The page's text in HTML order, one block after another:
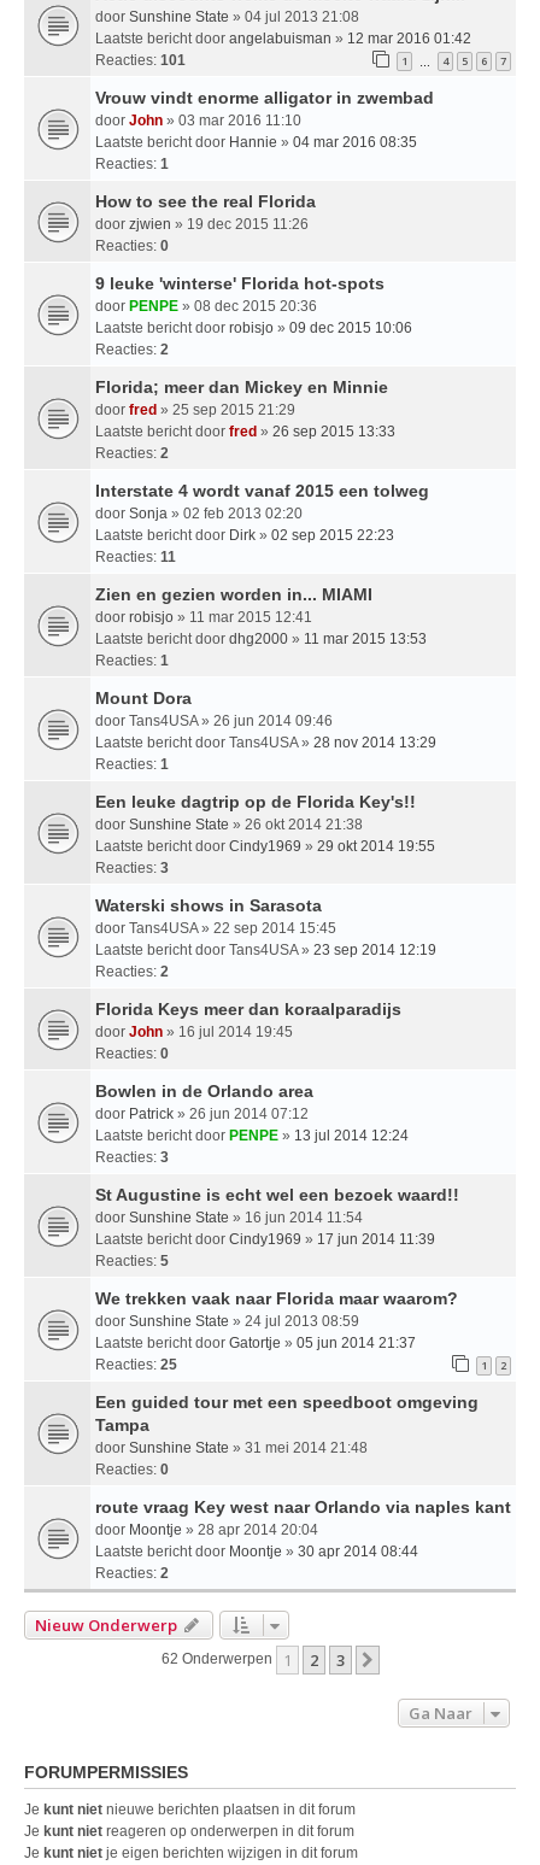
door Sunshine State » 04 jul 2013 21:08
Laatste bericht door angelabuisman » 12 mar 2016 01:42
Reacties: 101 1 4 5 6 7
Vrouw vindt enorme alligator in zwembad
door John » 03 mar 2016 11:10
Laatste bericht door Hannie » 04 mar 2016 08:35
Reacties: 1
How to see the real Florida
door zjwien » 19 dec 2015 11:26
Reacties: 0
9 leuke 'winterse' Florida hot-spots
door PENPE » 08 dec 2015 20:36
Laatste bericht door robisjo » 09 dec 2015 10:06
Reacties: 2
Florida; meer dan Mickey en Minnie
door fred » 25 sep 2015 21:29
Laatste bericht door fred » 26 sep 2015 13:33
Reacties: 2
Interstate 4 wordt vanaf 2015 een tolweg
door Sonja » 02 feb 2013 02:20
Laatste bericht door Dirk » 02 sep 2015 22:23
Reacties: 11
Zien en gezien worden in... MIAMI
door robisjo » 11 mar 2015 12:41
Laatste bericht door dhg2000 » 11 mar 2015 13:53
Reacties: 1
Mount Dora
door Tans4USA» 26 jun 2014 09:46
Laatste bericht door Tans4USA» 28 nov 2014 13:29
Reacties: 1
Een leuke dagtrip op de Florida Key's!!
door Sunshine State » 26 okt 2014 21:38
Laatste bericht door Cindy1969 » 29 okt 2014 19:55
Reacties: 3
Waterski shows in Sarasota
door Tans4USA» 22 sep 2014 15:45
Laatste bericht door Tans4USA» 23 sep 2014 12:19
Reacties: 2
Florida Keys meer dan koraalparadijs
door John » 16 jul 2014 19:45
Reacties: 0
Bowlen in de Orlando area
door Patrick » 26 jun 2014 07:12
Laatste bericht door PENPE » 13 jul 2014 12:24
Reacties: 3
St Augustine is echt wel een bezoek waard!!
door Sunshine State » 16 jun 2014 11:54
Laatste bericht door Cindy1969 » 17 jun 2014 11:39
Reacties: 5
We trekken vaak naar Florida maar waarom?
door Sunshine State » 24 jul 2013 08:59
Laatste bericht door Gatortje » 05 jun 2014 21:37
Reacties: 25 1 2
Een guided tour met een speedboot omgeving
Tampa
door Sunshine State » 31 mei 2014 21:48
Reacties: 0
route vraag Key west naar Orlando via naples kant
door Moontje » 28 apr 2014 20:04
Laatste bericht door Moontje » 30 apr 2014 08:44
Reacties: 2
Nieuw Onderwerp
62 Onderwerpen 1 2 3
Ga Naar
FORUMPERMISSIES
Je kunt niet nieuwe berichten plaatsen in dit forum
Je kunt niet reageren op onderwerpen in dit forum
Je kunt niet je eigen berichten wijzigen in dit forum